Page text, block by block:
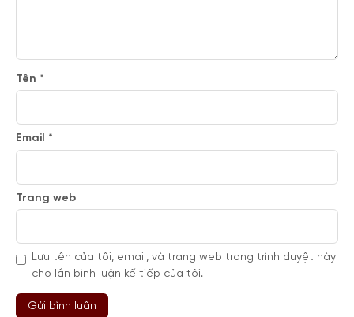
Tên *
Email *
Trang web
Lưu tên của tôi, email, và trang web trong trình duyệt này
cho lần bình luận kế tiếp của tôi.